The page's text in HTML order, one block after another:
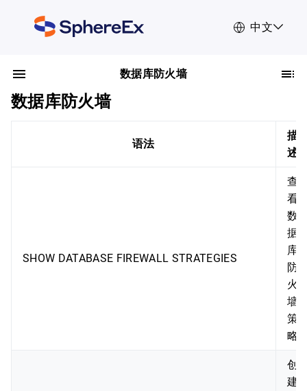
中文
数据库防火墙
数据库防火墙
语法
描
述
SHOW DATABASE FIREWALL STRATEGIES
查
看
数
据
库
防
火
墙
策
略
创
建